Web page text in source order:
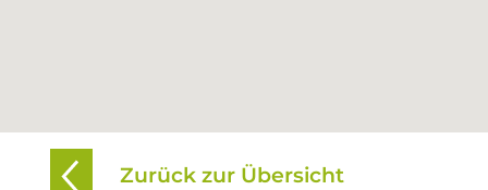
Zurück zur Übersicht